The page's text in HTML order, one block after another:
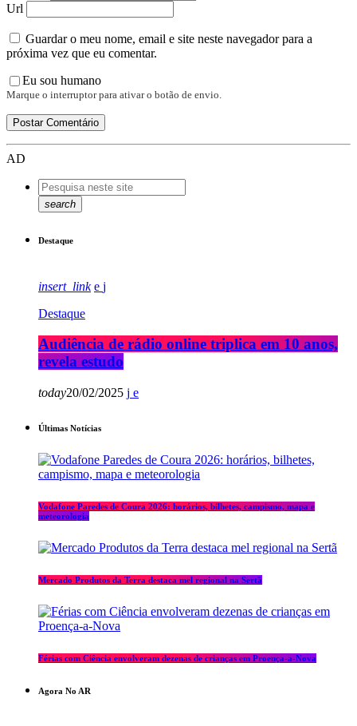
Url
Guardar o meu nome, email e site neste navegador para a
próxima vez que eu comentar.
Eu sou humano
Marque o interruptor para ativar o botão de envio.
AD
search
Destaque
insert_link
Destaque
Audiência de rádio online triplica em 10 anos,
revela estudo
today20/02/2025
Últimas Notícias
Vodafone Paredes de Coura 2026: horários, bilhetes, campismo, mapa e
meteorologia
Mercado Produtos da Terra destaca mel regional na Sertã
Férias com Ciência envolveram dezenas de crianças em Proença-a-Nova
Agora No AR